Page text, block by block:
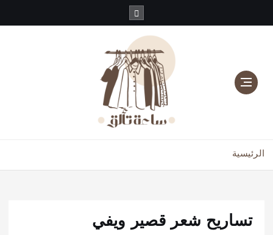
الرئيسية
تساريح شعر قصير ويفي